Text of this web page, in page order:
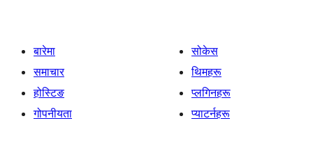
बारेमा
समाचार
होस्टिङ
गोपनीयता
सोकेस
थिमहरू
प्लगिनहरू
प्याटर्नहरू